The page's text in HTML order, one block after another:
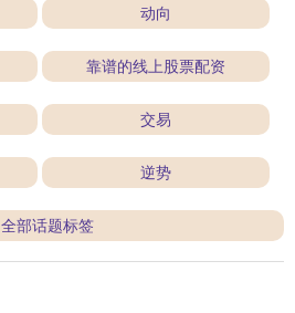
动向
靠谱的线上股票配资
交易
逆势
全部话题标签